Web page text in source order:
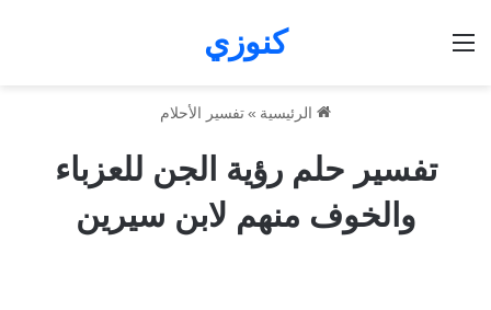
كنوزي
الرئيسية »تفسير الأحلام
تفسير حلم رؤية الجن للعزباء
والخوف منهم لابن سيرين